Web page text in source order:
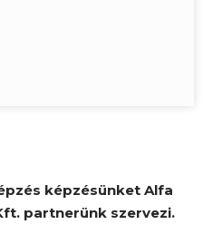
képzésünket Alfa
partnerünk szervezi.